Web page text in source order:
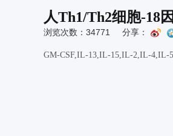
人Th1/Th2细胞-18
浏览次数：34771 分享：
GM-CSF,IL-13,IL-15,IL-2,IL-4,IL-